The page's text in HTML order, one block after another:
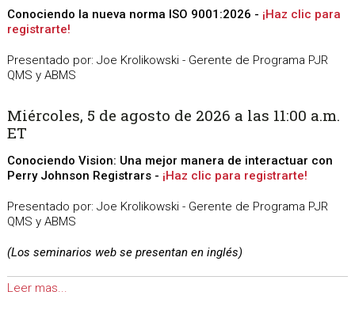
Conociendo la nueva norma ISO 9001:2026 - ¡Haz clic para
registrarte!
Presentado por: Joe Krolikowski - Gerente de Programa PJR
QMS y ABMS
Miércoles, 5 de agosto de 2026 a las 11:00 a.m.
ET
Conociendo Vision: Una mejor manera de interactuar con
Perry Johnson Registrars - ¡Haz clic para registrarte!
Presentado por: Joe Krolikowski - Gerente de Programa PJR
QMS y ABMS
(Los seminarios web se presentan en inglés)
Leer mas...